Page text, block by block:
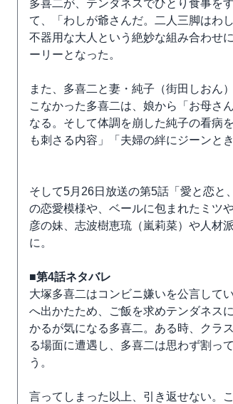
多喜二が、テンダネスでひとり食事を
て、「わしが爺さんだ。二人三脚はわ
不器用な大人という絶妙な組み合わせ
ーリーとなった。
また、多喜二と妻・純子（街田しおん
こなかった多喜二は、娘から「お母さ
なる。そして体調を崩した純子の看病
も刺さる内容」「夫婦の絆にジーンと
そして5月26日放送の第5話「愛と恋と
の恋愛模様や、ベールに包まれたミツ
彦の妹、志波樹恵琉（嵐莉菜）や人材
に。
■第4話ネタバレ
大塚多喜二はコンビニ嫌いを公言して
へ出かたため、ご飯を求めテンダネス
かるが気になる多喜二。ある時、クラ
る場面に遭遇し、多喜二は思わず割っ
う。
言ってしまった以上、引き返せない。